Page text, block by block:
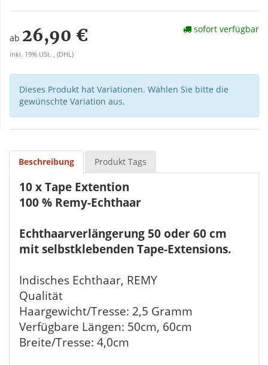
ab 26,90 €
inkl. 19% USt. , (DHL)
sofort verfügbar
Dieses Produkt hat Variationen. Wählen Sie bitte die
gewünschte Variation aus.
Beschreibung Produkt Tags
10 x Tape Extention
100 % Remy-Echthaar
Echthaarverlängerung 50 oder 60 cm
mit selbstklebenden Tape-Extensions.
Indisches Echthaar, REMY
Qualität
Haargewicht/Tresse: 2,5 Gramm
Verfügbare Längen: 50cm, 60cm
Breite/Tresse: 4,0cm